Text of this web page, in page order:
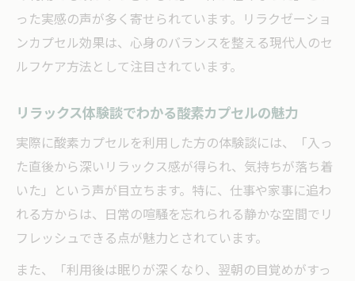
った実感の声が多く寄せられています。リラクゼーショ
ンカプセル効果は、心身のバランスを整える現代人のセ
ルフケア方法として注目されています。
リラックス体験談でわかる酸素カプセルの魅力
実際に酸素カプセルを利用した方の体験談には、「入っ
た直後から深いリラックス感が得られ、気持ちが落ち着
いた」という声が目立ちます。特に、仕事や家事に追わ
れる方からは、日常の喧騒を忘れられる静かな空間でリ
フレッシュできる点が魅力とされています。
また、「利用後は眠りが深くなり、翌朝の目覚めがすっ